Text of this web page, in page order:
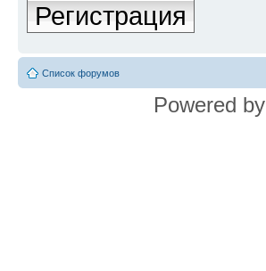
Регистрация
Список форумов
Powered by